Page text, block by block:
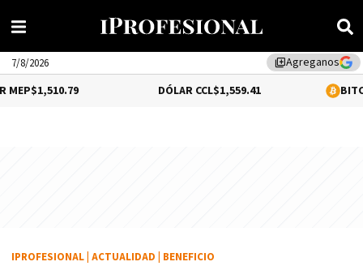
library_addAgreganos
7/8/2026
$1,559.41 0.2%
IPROFESIONAL ACTUALIDAD BENEFICIO